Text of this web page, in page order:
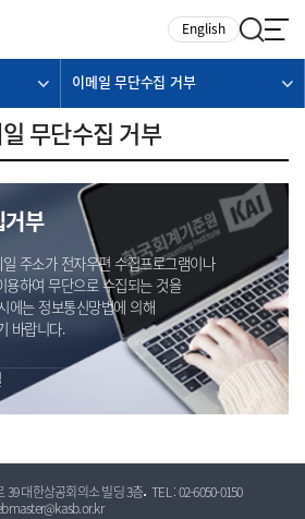
English
이메일 무단수집 거부
무단수집 거부
거부
주소가 전자우편 수집프로그램이나
용하여 무단으로 수집되는 것을
에는 정보통신망법에 의해
바랍니다.
39 대한상공회의소 빌딩 3층 TEL : 02-6050-0150